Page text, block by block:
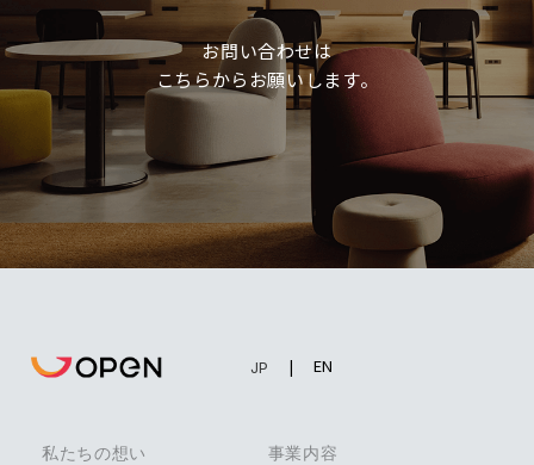
お問い合わせは
こちらからお願いします。
EN
JP
私たちの想い
事業内容